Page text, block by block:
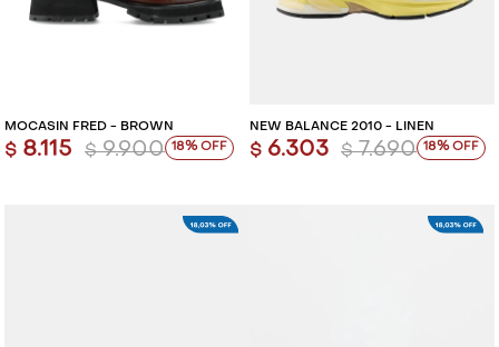
MOCASÍN FRED - BROWN
$ 8.115 $ 9.900 18
NEW BALANCE 2010 - LINEN
$ 6.303 $ 7.690 18